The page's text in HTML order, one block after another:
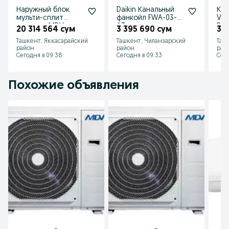
Наружный блок
мульти-сплит
системы MDV
20 314 564 сум
Ташкент, Яккасарайский
район
Сегодня в 09:38
Daikin Канальный
фанкойл FWA-03-
AT
3 395 690 сум
Ташкент, Чиланзарский
район
Сегодня в 09:33
3
Похожие объявления